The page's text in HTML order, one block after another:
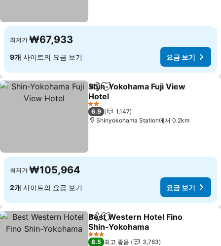
최저가 ₩67,933
9개 사이트의 요금 보기 요금 보기
공유 즐겨찾기에 추가
Shin-Yokohama Fuji View
Hotel
요금 보기
2 성급
6.9
1,147
Shinyokohama Station에서 0.2km
최저가 ₩105,964
2개 사이트의 요금 보기 요금 보기
공유 즐겨찾기에 추가
Best Western Hotel Fino
Shin-Yokohama
요금 보기
3 성급
8.5 최고 좋음
3,763